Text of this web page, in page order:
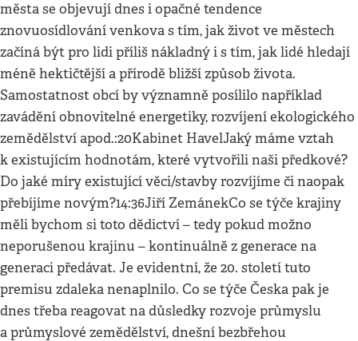
města se objevují dnes i opačné tendence
znovuosídlování venkova s tím, jak život ve městech
začíná být pro lidi příliš nákladný i s tím, jak lidé hledají
méně hektičtější a přírodě bližší způsob života.
Samostatnost obcí by významně posílilo například
zavádění obnovitelné energetiky, rozvíjení ekologického
zemědělství apod.:20Kabinet HavelJaký máme vztah
k existujícím hodnotám, které vytvořili naši předkové?
Do jaké míry existující věci/stavby rozvíjíme či naopak
přebíjíme novým?14:36Jiří ZemánekCo se týče krajiny
měli bychom si toto dědictví – tedy pokud možno
neporušenou krajinu – kontinuálně z generace na
generaci předávat. Je evidentní, že 20. století tuto
premisu zdaleka nenaplnilo. Co se týče Česka pak je
dnes třeba reagovat na důsledky rozvoje průmyslu
a průmyslové zemědělství, dnešní bezbřehou